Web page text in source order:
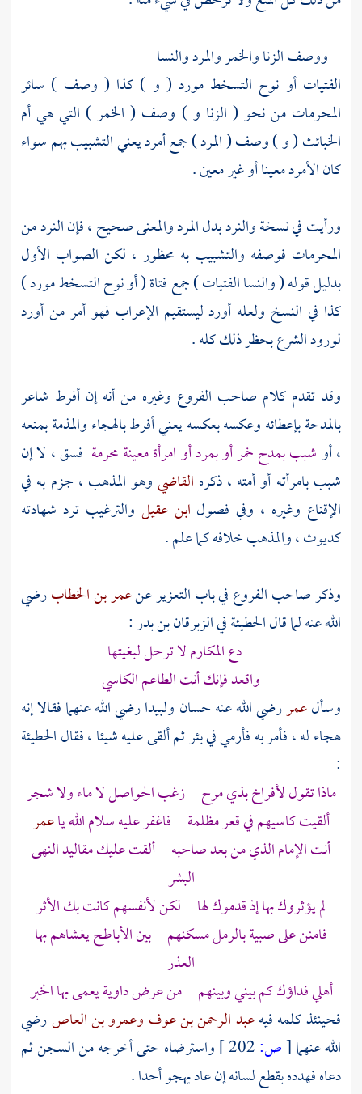
ووصف الزنا والخمر والمرد والنسا
الفتيات أو نوح التسخط مورد ( و ) كذا ( وصف ) سائر
المحرمات من نحو ( الزنا و ) وصف ( الخمر ) التي هي أم
الخبائث ( و ) وصف ( المرد ) جمع أمرد يعني التشبيب بهم سواء
كان الأمرد معينا أو غير معين .
ورأيت في نسخة والنرد بدل المرد والمعنى صحيح ، فإن النرد من
المحرمات فوصفه والتشبيب به محظور ، لكن الصواب الأول
بدليل قوله ( والنسا الفتيات ) جمع فتاة ( أو نوح التسخط مورد )
كذا في النسخ ولعله أورد ليستقيم الإعراب فهو أمر من أورد
لورود الشرع بحظر ذلك كله .
وقد تقدم كلام صاحب الفروع وغيره من أنه إن أفرط شاعر
بالمدحة بإعطائه وعكسه بعكسه يعني أفرط بالهجاء والمذمة بمنعه
، أوشبب بمدح خمر أو بمرد أو امرأة معينة محرمة فسق ، لا إن
شبب بامرأته أو أمته ، ذكره القاضيوهو المذهب ، جزم به في
الإقناع وغيره ، وفي فصول ابن عقيل والترغيب ترد شهادته
كديوث ، والمذهب خلافه كما علم .
وذكر صاحب الفروع في باب التعزير عنعمر بن الخطابرضي
الله عنه لما قالالحطيئةفيالزبرقان بن بدر:
دع المكارم لا ترحل لبغيتها
واقعد فإنك أنت الطاعم الكاسي
وسألعمررضي الله عنهحسان ولبيدارضي الله عنهما فقالا إنه
هجاء له ، فأمر به فأرمي في بئر ثم ألقى عليه شيئا ، فقالالحطيئة
:
ماذا تقول لأفراخ بذي مرح زغب الحواصل لا ماء ولا شجر
ألقيت كاسيهم في قعر مظلمة فاغفر عليه سلام الله ياعمر
أنت الإمام الذي من بعد صاحبه ألقت عليك مقاليد النهى
البشر
لم يؤثروك بها إذ قدموك لها لكن لأنفسهم كانت بك الأثر
فامنن على صبية بالرمل مسكنهم بين الأباطح يغشاهم بها
العذر
أهلي فداؤك كم بيني وبينهم من عرض داوية يعمى بها الخبر
فحينئذ كلمه فيهعبد الرحمن بن عوف وعمرو بن العاصرضي
الله عنهما[ص:
واسترضاه حتى أخرجه من السجن ثم
دعاه فهدده بقطع لسانه إن عاد يهجو أحدا .